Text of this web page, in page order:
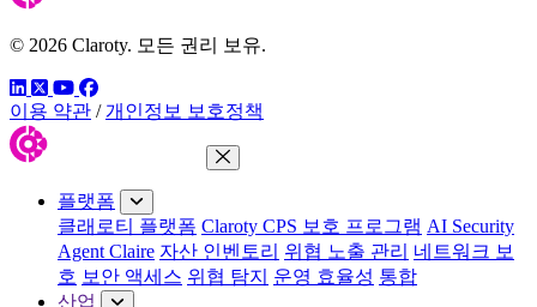
© 2026 Claroty. 모든 권리 보유.
링크드인
트위터유튜브
페이스북
이용 약관 / 개인정보 보호정책
메뉴 닫기
플랫폼
클래로티 플랫폼 Claroty CPS 보호 프로그램 AI Security
Agent Claire 자산 인벤토리 위협 노출 관리 네트워크 보
호 보안 액세스 위협 탐지 운영 효율성 통합
산업